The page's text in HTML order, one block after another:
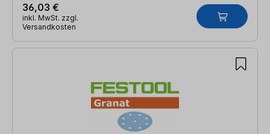
36,03 €
inkl. MwSt. zzgl.
Versandkosten